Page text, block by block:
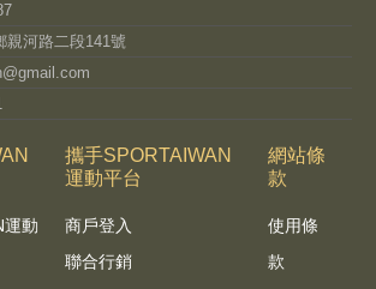
親河路二段141號
運動
攜手SPORTAIWAN
運動平台
商戶登入
聯合行銷
網站條
款
使用條
款